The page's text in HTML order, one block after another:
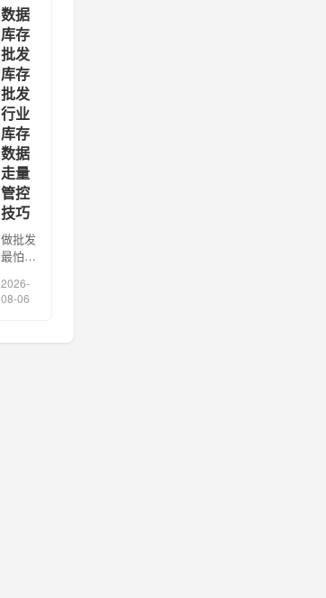
多门店
把“进
销存系
统里的
库存数
字”当
成“真
实库
存”，
结果大
促前才
发现系
统显
[…]
数据
库存
批发
库存
批发
行业
库存
数据
走量
管控
技巧
做批发
最怕的
生意，
而是库
看起来
2026-
08-06